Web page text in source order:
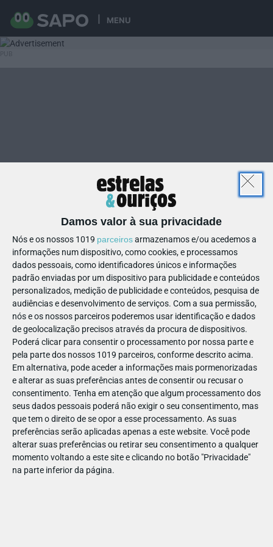
MENU
Damos valor à sua privacidade
Nós e os nossos 1019 parceirosarmazenamos e/ou acedemos a
informações num dispositivo, como cookies, e processamos
dados pessoais, como identificadores únicos e informações
padrão enviadas por um dispositivo para publicidade e conteúdos
personalizados, medição de publicidade e conteúdos, pesquisa de
audiências e desenvolvimento de serviços. Com a sua permissão,
nós e os nossos parceiros poderemos usar identificação e dados
de geolocalização precisos através da procura de dispositivos.
Poderá clicar para consentir o processamento por nossa parte e
pela parte dos nossos 1019 parceiros, conforme descrito acima.
Em alternativa, pode aceder a informações mais pormenorizadas
e alterar as suas preferências antes de consentir ou recusar o
consentimento. Tenha em atenção que algum processamento dos
seus dados pessoais poderá não exigir o seu consentimento, mas
que tem o direito de se opor a esse processamento. As suas
preferências serão aplicadas apenas a este website. Você pode
alterar suas preferências ou retirar seu consentimento a qualquer
momento voltando a este site e clicando no botão "Privacidade"
na parte inferior da página.
17
317791443156571